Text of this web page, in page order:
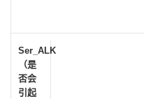
Ser_ALK
（是
否会
引起